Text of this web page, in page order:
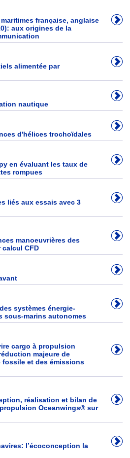
française, anglaise
aux origines de la
alimentée par
nautique
d'hélices trochoïdales
en évaluant les taux de
rompues
liés aux essais avec 3
manoeuvrières des
calcul CFD
systèmes énergie-
sous-marins autonomes
cargo à propulsion
majeure de
fossile et des émissions
réalisation et bilan de
Oceanwings® sur
l’écoconception la